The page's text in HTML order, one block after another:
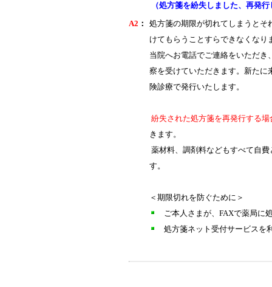
（処方箋を紛失しました、再発
A2 ：
処方箋の期限が切れてしまうとそ
けてもらうことすらできなくなり
当院へお電話でご連絡をいただ
察を受けていただきます。新たに
険診療で発行いたします。
紛失された処方箋を再発行する
きます。
薬材料、調剤料などもすべて自
す。
＜期限切れを防ぐために＞
ご本人さまが、FAXで薬局に
処方箋ネット受付サービス